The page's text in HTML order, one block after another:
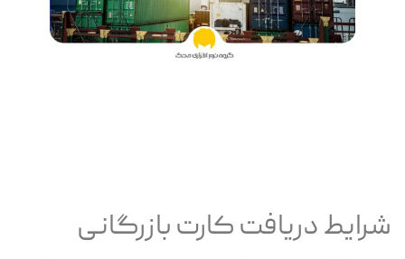
شرایط دریافت کارت بازرگانی